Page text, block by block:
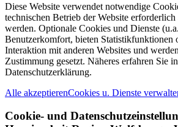
Diese Website verwendet notwendige
technischen Betrieb der Website erforderlich
werden. Optionale Cookies und Dienste
Benutzerkomfort, bieten Statistikfunktionen
Interaktion mit anderen Websites und
Zustimmung gesetzt. Näheres erfahren Sie
Datenschutzerklärung.
Alle akzeptierenCookies u. Dienste
Cookie- und